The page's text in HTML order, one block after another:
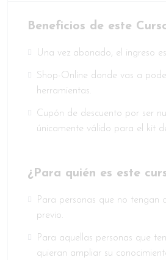
Beneficios de este
Una vez abonado, el ingreso
Shop-Online donde vas a
herramientas.
Cupón de descuento por ser
únicamente válido para el kit
¿Para quién es este
Para personas que no tengan
previo.
Para aquellas personas que
quieran ampliar su